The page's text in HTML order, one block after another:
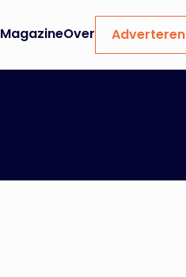
MagazineOver Adverteren